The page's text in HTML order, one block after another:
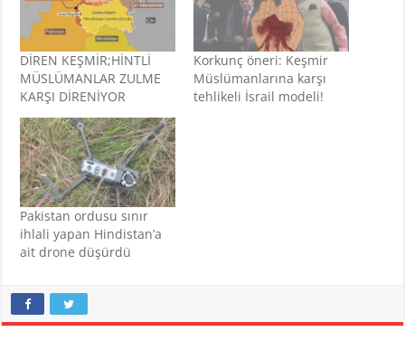
DİREN KEŞMİR;HİNTLİ
MÜSLÜMANLAR ZULME
KARŞI DİRENİYOR
Korkunç öneri: Keşmir
Müslümanlarına karşı
tehlikeli İsrail modeli!
Pakistan ordusu sınır
ihlali yapan Hindistan’a
ait drone düşürdü